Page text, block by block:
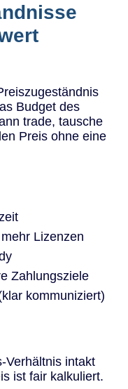
Budget des
trade, tausche
Preis ohne eine
Lizenzen
Zahlungsziele
kommuniziert)
Verhältnis intakt
ist fair kalkuliert.